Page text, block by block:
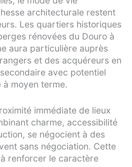
architecturale restent
Les quartiers historiques
rénovées du Douro à
aura particulière auprès
et des acquéreurs en
avec potentiel
moyen terme.
immédiate de lieux
charme, accessibilité
se négocient à des
sans négociation. Cette
renforcer le caractère